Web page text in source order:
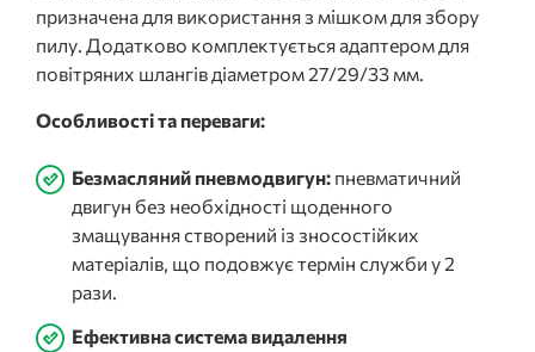
призначена для використання з мішком для збору
пилу. Додатково комплектується адаптером для
повітряних шлангів діаметром 27/29/33 мм.
Особливості та переваги:
Безмасляний пневмодвигун: пневматичний
двигун без необхідності щоденного
змащування створений із зносостійких
матеріалів, що подовжує термін служби у 2
рази.
Ефективна система видалення